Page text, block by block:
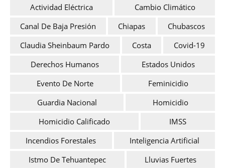
Actividad Eléctrica
Cambio Climático
Canal De Baja Presión
Chiapas
Chubascos
Claudia Sheinbaum Pardo
Costa
Covid-19
Derechos Humanos
Estados Unidos
Evento De Norte
Feminicidio
Guardia Nacional
Homicidio
Homicidio Calificado
IMSS
Incendios Forestales
Inteligencia Artificial
Istmo De Tehuantepec
Lluvias Fuertes